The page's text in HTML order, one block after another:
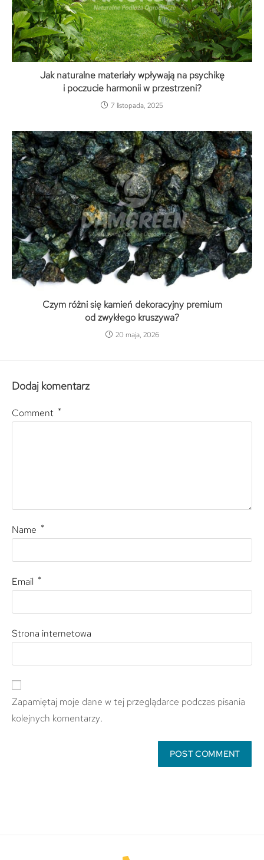
Jak naturalne materiały wpływają na psychikę
i poczucie harmonii w przestrzeni?
7 listopada, 2025
Czym różni się kamień dekoracyjny premium
od zwykłego kruszywa?
20 maja, 2026
Dodaj komentarz
Comment *
Name *
Email *
Strona internetowa
Zapamiętaj moje dane w tej przeglądarce podczas pisania
kolejnych komentarzy.